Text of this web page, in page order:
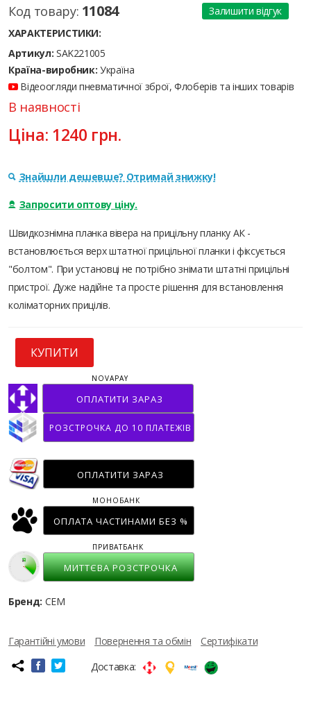
Код товару: 11084
Залишити відгук
ХАРАКТЕРИСТИКИ:
Артикул: SAK221005
Країна-виробник: Україна
Відеоогляди пневматичної зброї, Флоберів та інших товарів
В наявності
Ціна: 1240 грн.
Знайшли дешевше? Отримай знижку!
Запросити оптову ціну.
Швидкознімна планка вівера на прицільну планку АК -
встановлюється верх штатної прицільної планки і фіксується
"болтом". При установці не потрібно знімати штатні прицільні
пристрої. Дуже надійне та просте рішення для встановлення
коліматорних прицілів.
КУПИТИ
ОПЛАТИТИ ЗАРАЗ
NOVAPAY
РОЗСТРОЧКА ДО 10 ПЛАТЕЖІВ
ОПЛАТИТИ ЗАРАЗ
ОПЛАТА ЧАСТИНАМИ БЕЗ %
МОНОБАНК
МИТТЄВА РОЗСТРОЧКА
ПРИВАТБАНК
Бренд: СЕМ
Гарантійні умови Повернення та обмін
Сертифікати
Доставка: